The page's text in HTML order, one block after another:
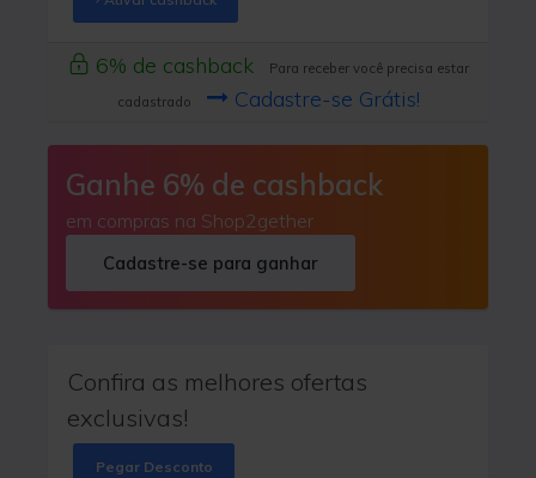
6% de cashback
Para receber você precisa estar
cadastrado
Cadastre-se Grátis!
Ganhe 6% de cashback
em compras na Shop2gether
Cadastre-se para ganhar
Confira as melhores ofertas
exclusivas!
Pegar Desconto